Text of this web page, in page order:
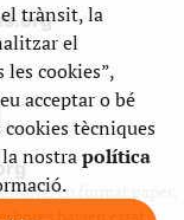
en format paper,
trànsit, la
el
les cookies”,
acceptar o bé
tècniques
nostrapolítica